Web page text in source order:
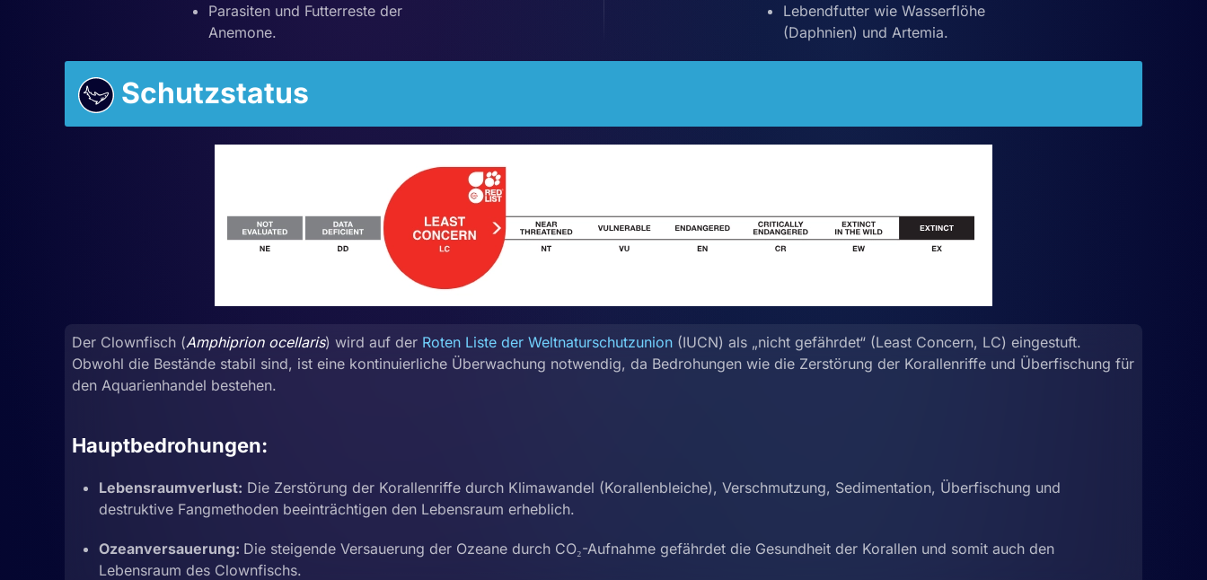
Parasiten und Futterreste der
Anemone.
Lebendfutter wie Wasserflöhe
(Daphnien) und Artemia.
Schutzstatus
Der Clownfisch (Amphiprion ocellaris) wird auf der Roten Liste der Weltnaturschutzunion (IUCN) als „nicht gefährdet“ (Least Concern, LC) eingestuft.
Obwohl die Bestände stabil sind, ist eine kontinuierliche Überwachung notwendig, da Bedrohungen wie die Zerstörung der Korallenriffe und Überfischung für
den Aquarienhandel bestehen.
Hauptbedrohungen:
Lebensraumverlust: Die Zerstörung der Korallenriffe durch Klimawandel (Korallenbleiche), Verschmutzung, Sedimentation, Überfischung und
destruktive Fangmethoden beeinträchtigen den Lebensraum erheblich.
Ozeanversauerung: Die steigende Versauerung der Ozeane durch CO₂-Aufnahme gefährdet die Gesundheit der Korallen und somit auch den
Lebensraum des Clownfischs.